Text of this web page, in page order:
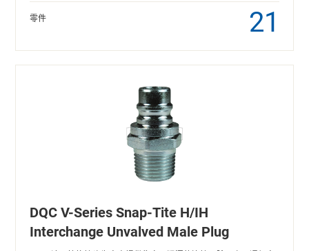
零件 21
DQC V-Series Snap-Tite H/IH
Interchange Unvalved Male Plug